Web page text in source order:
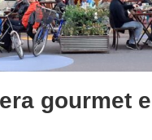
gourmet